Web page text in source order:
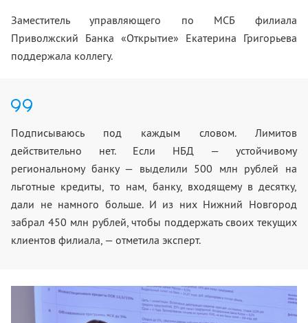
Заместитель управляющего по МСБ филиала
Приволжский Банка «Открытие» Екатерина Григорьева
поддержала коллегу.
Подписываюсь под каждым словом. Лимитов
действительно нет. Если НБД — устойчивому
региональному банку — выделили 500 млн рублей на
льготные кредиты, то нам, банку, входящему в десятку,
дали не намного больше. И из них Нижний Новгород
забрал 450 млн рублей, чтобы поддержать своих текущих
клиентов филиала, — отметила эксперт.